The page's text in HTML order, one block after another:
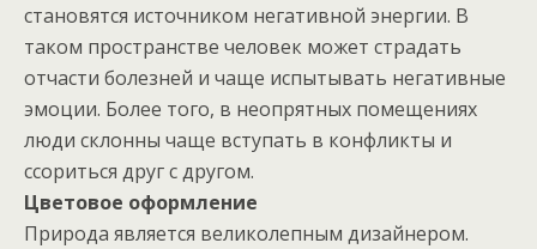
становятся источником негативной энергии. В
таком пространстве человек может страдать
отчасти болезней и чаще испытывать негативные
эмоции. Более того, в неопрятных помещениях
люди склонны чаще вступать в конфликты и
ссориться друг с другом.
Цветовое оформление
Природа является великолепным дизайнером.